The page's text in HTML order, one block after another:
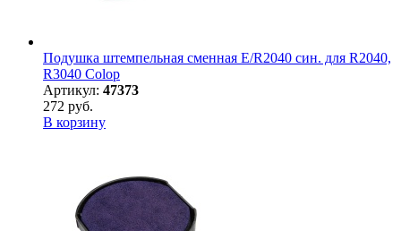
Подушка штемпельная сменная E/R2040 син. для R2040,
R3040 Colop
Артикул: 47373
272 руб.
В корзину